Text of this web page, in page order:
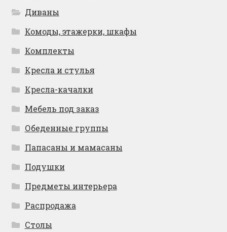
Диваны
Комоды, этажерки, шкафы
Комплекты
Кресла и стулья
Кресла-качалки
Мебель под заказ
Обеденные группы
Папасаны и мамасаны
Подушки
Предметы интерьера
Распродажа
Столы